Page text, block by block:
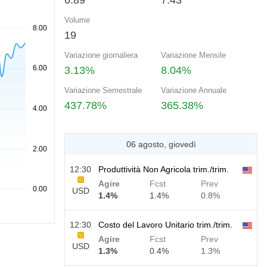
Volume
19
Variazione giornaliera
3.13%
Variazione Mensile
8.04%
Variazione Semestrale
437.78%
Variazione Annuale
365.38%
06 agosto, giovedì
12:30
USD
Produttività Non Agricola trim./trim.
Agire
1.4%
Fcst
1.4%
Prev
0.8%
12:30
USD
Costo del Lavoro Unitario trim./trim.
Agire
1.3%
Fcst
0.4%
Prev
1.3%